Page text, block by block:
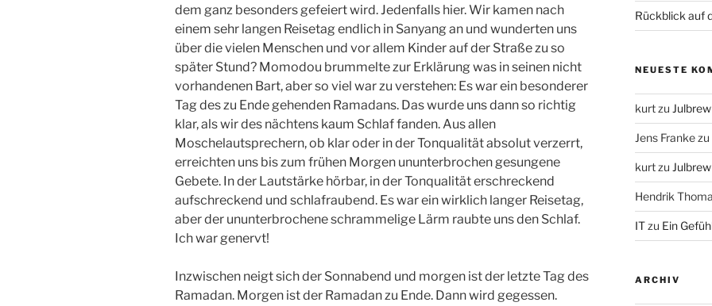
dem ganz besonders gefeiert wird. Jedenfalls hier. Wir kamen nach
einem sehr langen Reisetag endlich in Sanyang an und wunderten uns
über die vielen Menschen und vor allem Kinder auf der Straße zu so
später Stund? Momodou brummelte zur Erklärung was in seinen nicht
vorhandenen Bart, aber so viel war zu verstehen: Es war ein besonderer
Tag des zu Ende gehenden Ramadans. Das wurde uns dann so richtig
klar, als wir des nächtens kaum Schlaf fanden. Aus allen
Moschelautsprechern, ob klar oder in der Tonqualität absolut verzerrt,
erreichten uns bis zum frühen Morgen ununterbrochen gesungene
Gebete. In der Lautstärke hörbar, in der Tonqualität erschreckend
aufschreckend und schlafraubend. Es war ein wirklich langer Reisetag,
aber der ununterbrochene schrammelige Lärm raubte uns den Schlaf.
Ich war genervt!
Inzwischen neigt sich der Sonnabend und morgen ist der letzte Tag des
Ramadan. Morgen ist der Ramadan zu Ende. Dann wird gegessen.
Rückblick auf
NEUESTE
kurtzu
Jens Frankezu
kurtzu
Hendrik
ITzu Ein
ARCHIV